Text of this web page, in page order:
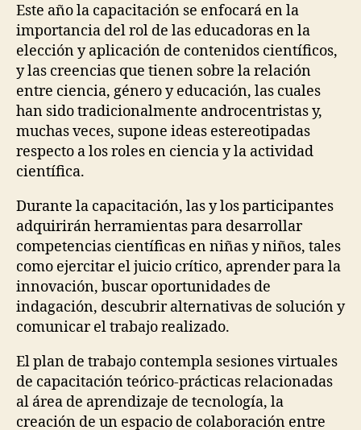
Este año la capacitación se enfocará en la
importancia del rol de las educadoras en la
elección y aplicación de contenidos científicos,
y las creencias que tienen sobre la relación
entre ciencia, género y educación, las cuales
han sido tradicionalmente androcentristas y,
muchas veces, supone ideas estereotipadas
respecto a los roles en ciencia y la actividad
científica.
Durante la capacitación, las y los participantes
adquirirán herramientas para desarrollar
competencias científicas en niñas y niños, tales
como ejercitar el juicio crítico, aprender para la
innovación, buscar oportunidades de
indagación, descubrir alternativas de solución y
comunicar el trabajo realizado.
El plan de trabajo contempla sesiones virtuales
de capacitación teórico-prácticas relacionadas
al área de aprendizaje de tecnología, la
creación de un espacio de colaboración entre